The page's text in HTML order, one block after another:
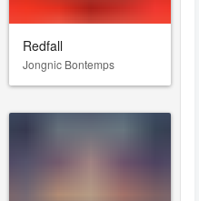
Redfall
Jongnic Bontemps